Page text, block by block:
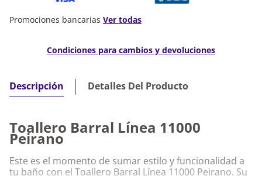
Promociones bancarias Ver todas
Condiciones para cambios y devoluciones
Descripción Detalles Del Producto
Toallero Barral Línea 11000
Peirano
Este es el momento de sumar estilo y funcionalidad a
tu baño con el Toallero Barral Línea 11000 Peirano. Su